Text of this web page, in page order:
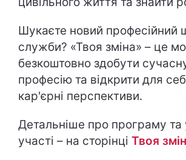
Шукаєте новий професійний
служби? «Твоя зміна» – це
безкоштовно здобути
професію та відкрити для
кар'єрні перспективи.
Детальніше про програму та
участі – на сторінці Твоя